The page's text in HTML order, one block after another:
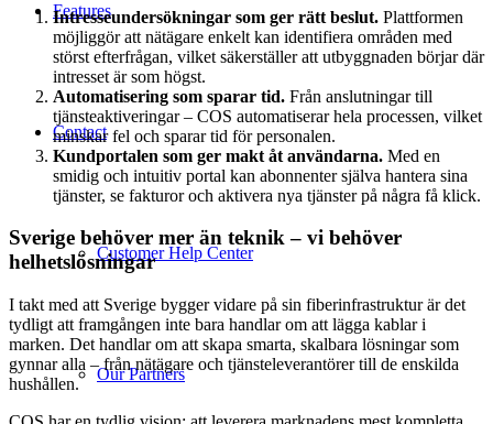
Features
Contact
Customer Help Center
Our Partners
Intresseundersökningar som ger rätt beslut. Plattformen
möjliggör att nätägare enkelt kan identifiera områden med
störst efterfrågan, vilket säkerställer att utbyggnaden börjar där
intresset är som högst.
Automatisering som sparar tid. Från anslutningar till
tjänsteaktiveringar – COS automatiserar hela processen, vilket
minskar fel och sparar tid för personalen.
Kundportalen som ger makt åt användarna. Med en
smidig och intuitiv portal kan abonnenter själva hantera sina
tjänster, se fakturor och aktivera nya tjänster på några få klick.
Sverige behöver mer än teknik – vi behöver
helhetslösningar
I takt med att Sverige bygger vidare på sin fiberinfrastruktur är det
tydligt att framgången inte bara handlar om att lägga kablar i
marken. Det handlar om att skapa smarta, skalbara lösningar som
gynnar alla – från nätägare och tjänsteleverantörer till de enskilda
hushållen.